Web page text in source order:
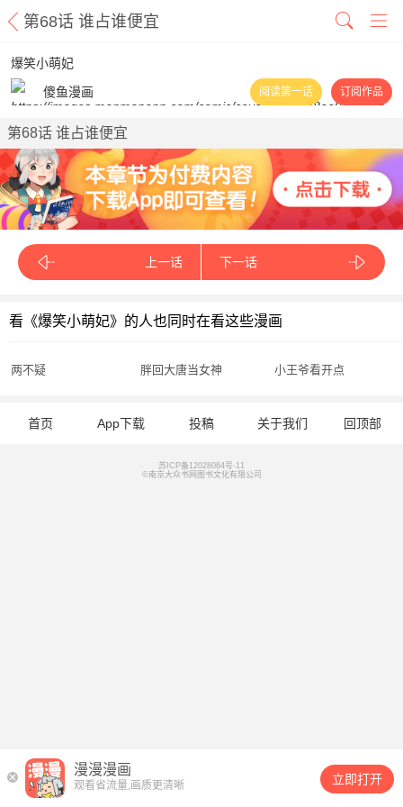
第68话 谁占谁便宜
爆笑小萌妃
傻鱼漫画
阅读第一话 订阅作品
第68话 谁占谁便宜
上一话 下一话
看《爆笑小萌妃》的人也同时在看这些漫画
两不疑 胖回大唐当女神 小王爷看开点
首页 App下载 投稿 关于我们 回顶部
苏ICP备12028084号-11
©南京大众书网图书文化有限公司
漫漫漫画
观看省流量,画质更清晰 立即打开